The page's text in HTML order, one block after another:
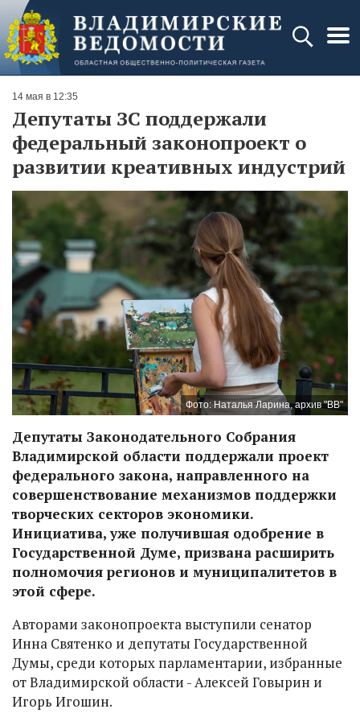
14 мая в 12:35
Депутаты ЗС поддержали
федеральный законопроект о
развитии креативных индустрий
Фото: Наталья Ларина, архив "ВВ"
Депутаты Законодательного Собрания
Владимирской области поддержали проект
федерального закона, направленного на
совершенствование механизмов поддержки
творческих секторов экономики.
Инициатива, уже получившая одобрение в
Государственной Думе, призвана расширить
полномочия регионов и муниципалитетов в
этой сфере.
Авторами законопроекта выступили сенатор
Инна Святенко и депутаты Государственной
Думы, среди которых парламентарии, избранные
от Владимирской области - Алексей Говырин и
Игорь Игошин.